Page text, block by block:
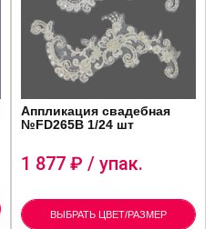
Аппликация свадебная
№FD265B 1/24 шт
1 877 ₽ / упак.
ВЫБРАТЬ ЦВЕТ/РАЗМЕР